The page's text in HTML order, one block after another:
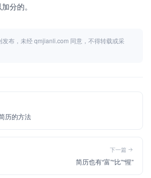
分的。
发布，未经 qmjianli.com 同意，不得转载或采
历的方法
下一篇
简历也有“富”“比”“惺”